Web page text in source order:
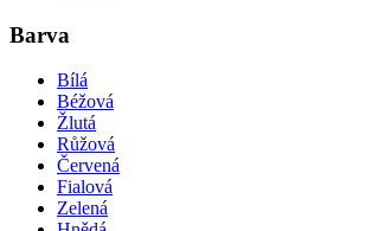
Barva
Bílá
Béžová
Žlutá
Růžová
Červená
Fialová
Zelená